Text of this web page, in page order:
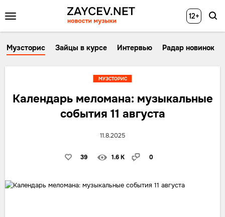
12+
Музсторис Зайцы в курсе Интервью Радар новинок
Календарь меломана: музыкальные
события 11 августа
11.8.2025
39 1.6 K 0
МУЗСТОРИС